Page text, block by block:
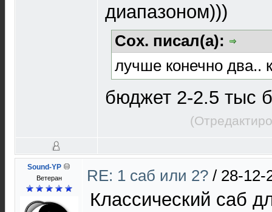
диапазоном)))
Cox. писал(а):
лучше конечно два..
бюджет 2-2.5 тыс
Sound-YP
Ветеран RE: 1 саб или 2? / 28-12-
Классический саб